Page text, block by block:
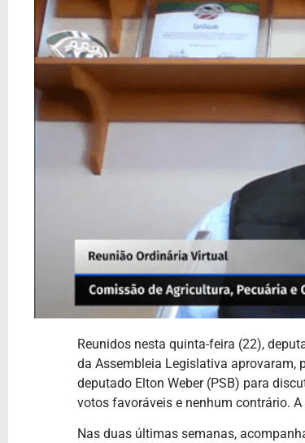
Reunidos nesta quinta-feira (22),
da Assembleia Legislativa aprovaram,
deputado Elton Weber (PSB) para
votos favoráveis e nenhum contrário.
Nas duas últimas semanas,